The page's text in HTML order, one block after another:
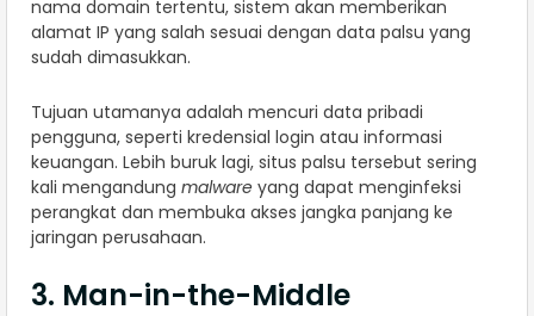
nama domain tertentu, sistem akan memberikan
alamat IP yang salah sesuai dengan data palsu yang
sudah dimasukkan.
Tujuan utamanya adalah mencuri data pribadi
pengguna, seperti kredensial login atau informasi
keuangan. Lebih buruk lagi, situs palsu tersebut sering
kali mengandung malware yang dapat menginfeksi
perangkat dan membuka akses jangka panjang ke
jaringan perusahaan.
3. Man-in-the-Middle